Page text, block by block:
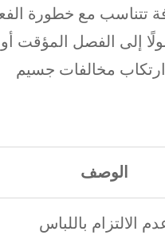
تتناسب مع خطورة
إلى الفصل المؤقت أو
مخالفات جسيم
الوصف
الالتزام باللباس